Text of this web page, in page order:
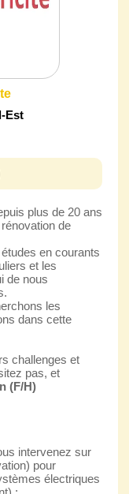
Est
plus de 20 ans
de
en courants
et les
de nous
les
dans cette
challenges et
pas, et
(F/H)
intervenez sur
pour
électriques